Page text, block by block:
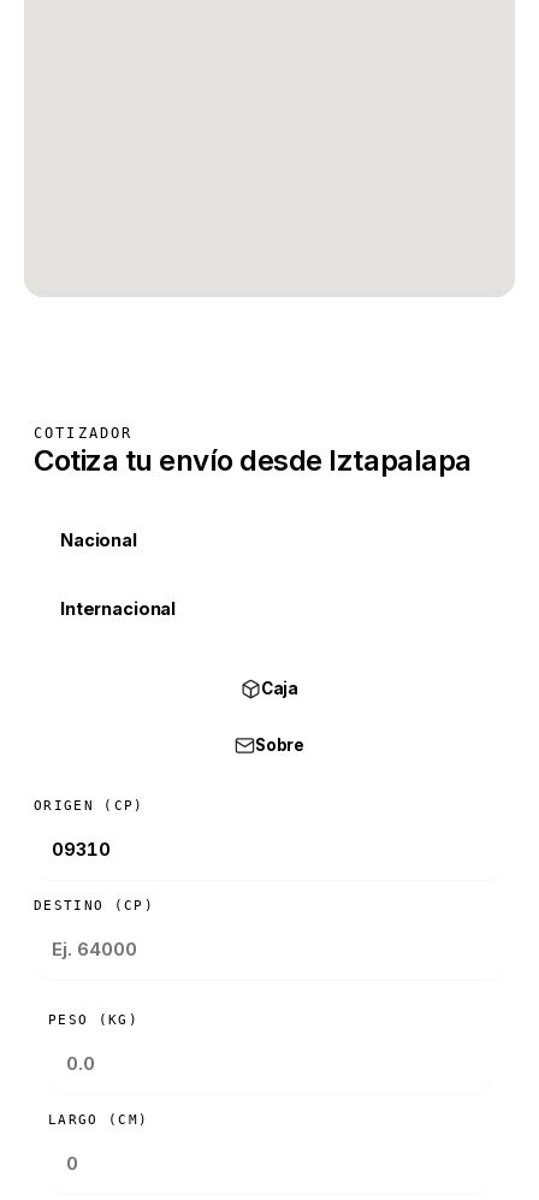
COTIZADOR
Cotiza tu envío desde Iztapalapa
Nacional
Internacional
Caja
Sobre
ORIGEN (CP)
DESTINO (CP)
PESO (KG)
LARGO (CM)